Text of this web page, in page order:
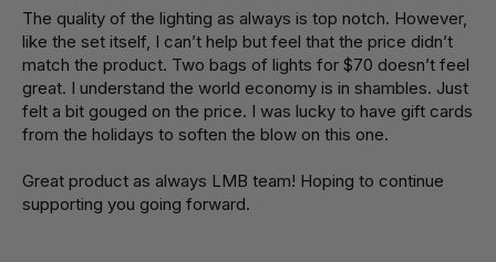
The quality of the lighting as always is top notch. However,
like the set itself, I can’t help but feel that the price didn’t
match the product. Two bags of lights for $70 doesn’t feel
great. I understand the world economy is in shambles. Just
felt a bit gouged on the price. I was lucky to have gift cards
from the holidays to soften the blow on this one.
Great product as always LMB team! Hoping to continue
supporting you going forward.